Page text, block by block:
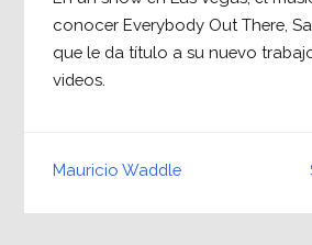
conocer Everybody Out There,
que le da título a su nuevo
videos.
Mauricio Waddle